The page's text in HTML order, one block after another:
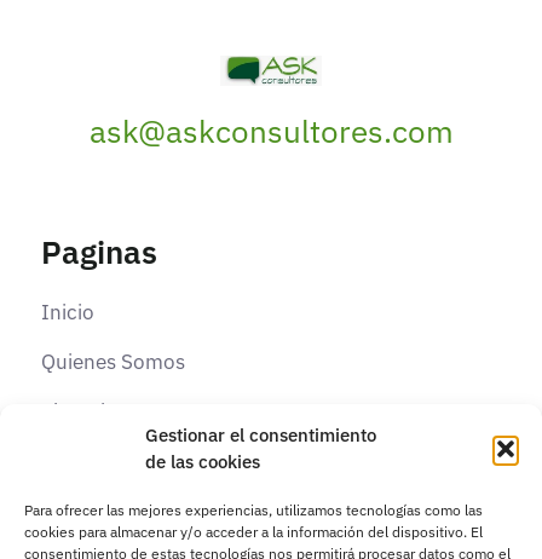
Gestionar el consentimiento
de las cookies
Para ofrecer las mejores experiencias, utilizamos tecnologías como las
cookies para almacenar y/o acceder a la información del dispositivo. El
consentimiento de estas tecnologías nos permitirá procesar datos como el
ask@askconsultores.com
Paginas
Inicio
Quienes Somos
Elearning